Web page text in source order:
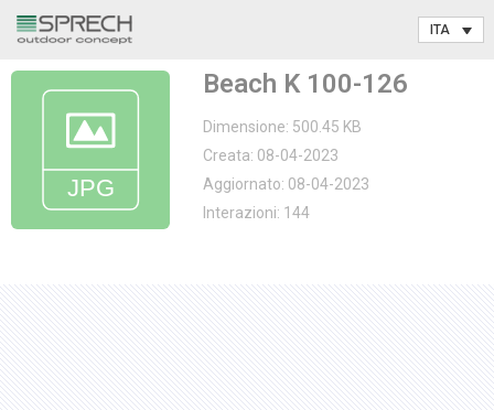
contenuto
Beach K 100-126
Dimensione: 500.45 KB
Creata: 08-04-2023
Aggiornato: 08-04-2023
Interazioni: 144